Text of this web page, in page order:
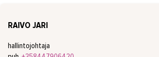
RAIVO JARI
hallintojohtaja